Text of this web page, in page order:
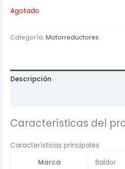
Agotado
Categoría:Motorreductores
Descripción
Características del
Características principales
Marca
Baldor